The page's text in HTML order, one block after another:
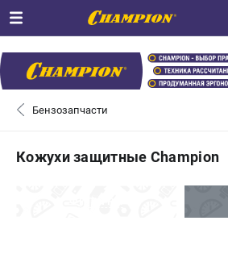
0
Бензозапчасти
Кожухи защитные Champion